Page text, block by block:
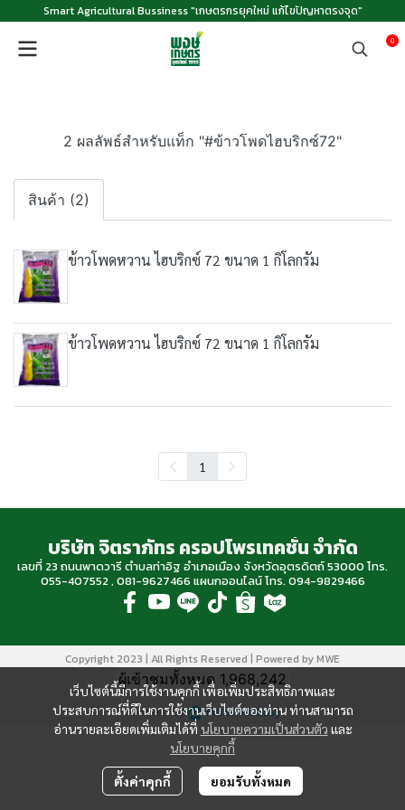
Smart Agricultural Bussiness "เกษตรกรยุคใหม่ แก้ไขปัญหาตรงจุด"
0
2 ผลลัพธ์สำหรับแท็ก "#ข้าวโพดไฮบริกซ์72"
สินค้า (2)
ข้าวโพดหวาน ไฮบริกซ์ 72 ขนาด 1 กิโลกรัม
ข้าวโพดหวาน ไฮบริกซ์ 72 ขนาด 1 กิโลกรัม
1
เว็บไซต์นี้มีการใช้งานคุกกี้ เพื่อเพิ่มประสิทธิภาพและ
ประสบการณ์ที่ดีในการใช้งานเว็บไซต์ของท่าน ท่านสามารถ
อ่านรายละเอียดเพิ่มเติมได้ที่ นโยบายความเป็นส่วนตัว และ
นโยบายคุกกี้
ตั้งค่าคุกกี้ ยอมรับทั้งหมด
บริษัท จิตราภัทร ครอปโพรเทคชั่น จำกัด
เลขที่ 23 ถนนพาดวารี ตำบลท่าอิฐ อำเภอเมือง จังหวัดอุตรดิตถ์ 53000 โทร.
055-407552 , 081-9627466 แผนกออนไลน์ โทร. 094-9829466
Copyright 2023 | All Rights Reserved | Powered by MWE
ผู้เข้าชมทั้งหมด 1,968,242
Powered By MakeWebEasy